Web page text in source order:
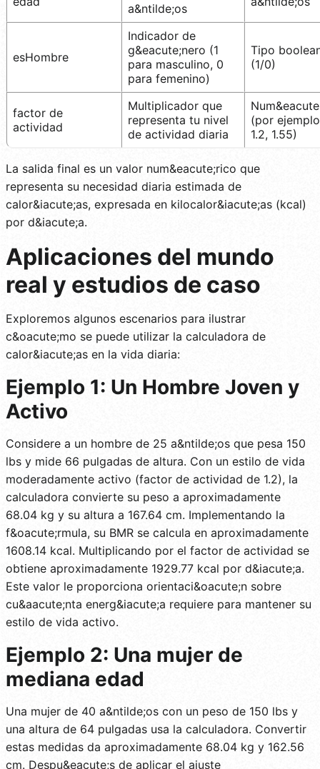
a&ntilde;os
esHombre
Indicador de
g&eacute;nero (1
para masculino, 0
para femenino)
Tipo
(1/0)
factor de
actividad
Multiplicador que
representa tu nivel
de actividad diaria
(por
1.2, 1.55)
La salida final es un valor num&eacute;rico que
representa su necesidad diaria estimada de
calor&iacute;as, expresada en kilocalor&iacute;as (kcal)
por d&iacute;a.
Aplicaciones del mundo
real y estudios de caso
Exploremos algunos escenarios para ilustrar
c&oacute;mo se puede utilizar la calculadora de
calor&iacute;as en la vida diaria:
Ejemplo 1: Un Hombre Joven y
Activo
Considere a un hombre de 25 a&ntilde;os que pesa 150
lbs y mide 66 pulgadas de altura. Con un estilo de vida
moderadamente activo (factor de actividad de 1.2), la
calculadora convierte su peso a aproximadamente
68.04 kg y su altura a 167.64 cm. Implementando la
f&oacute;rmula, su BMR se calcula en aproximadamente
1608.14 kcal. Multiplicando por el factor de actividad se
obtiene aproximadamente 1929.77 kcal por d&iacute;a.
Este valor le proporciona orientaci&oacute;n sobre
cu&aacute;nta energ&iacute;a requiere para mantener su
estilo de vida activo.
Ejemplo 2: Una mujer de
mediana edad
Una mujer de 40 a&ntilde;os con un peso de 150 lbs y
una altura de 64 pulgadas usa la calculadora. Convertir
estas medidas da aproximadamente 68.04 kg y 162.56
cm. Despu&eacute;s de aplicar el ajuste